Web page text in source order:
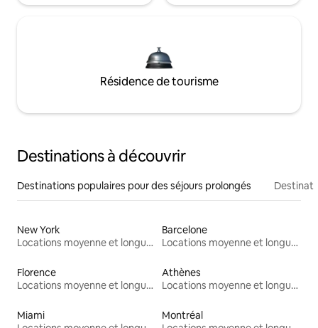
Résidence de tourisme
Destinations à découvrir
Destinations populaires pour des séjours prolongés
New York
Locations moyenne et longue durée
Barcelone
Locations moyenne et longue durée
Florence
Locations moyenne et longue durée
Athènes
Locations moyenne et longue durée
Miami
Montréal